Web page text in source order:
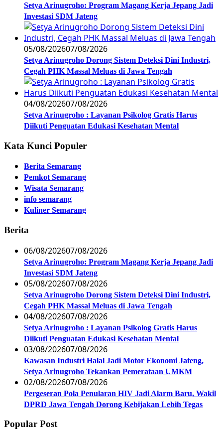
Setya Arinugroho: Program Magang Kerja Jepang Jadi
Investasi SDM Jateng
05/08/202607/08/2026
Setya Arinugroho Dorong Sistem Deteksi Dini Industri,
Cegah PHK Massal Meluas di Jawa Tengah
04/08/202607/08/2026
Setya Arinugroho : Layanan Psikolog Gratis Harus
Diikuti Penguatan Edukasi Kesehatan Mental
Kata Kunci Populer
Berita Semarang
Pemkot Semarang
Wisata Semarang
info semarang
Kuliner Semarang
Berita
06/08/202607/08/2026
Setya Arinugroho: Program Magang Kerja Jepang Jadi
Investasi SDM Jateng
05/08/202607/08/2026
Setya Arinugroho Dorong Sistem Deteksi Dini Industri,
Cegah PHK Massal Meluas di Jawa Tengah
04/08/202607/08/2026
Setya Arinugroho : Layanan Psikolog Gratis Harus
Diikuti Penguatan Edukasi Kesehatan Mental
03/08/202607/08/2026
Kawasan Industri Halal Jadi Motor Ekonomi Jateng,
Setya Arinugroho Tekankan Pemerataan UMKM
02/08/202607/08/2026
Pergeseran Pola Penularan HIV Jadi Alarm Baru, Wakil
DPRD Jawa Tengah Dorong Kebijakan Lebih Tegas
Popular Post